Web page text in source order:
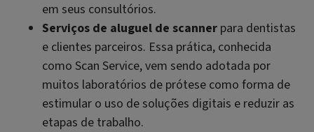
em seus consultórios.
Serviços de aluguel de scanner para dentistas
e clientes parceiros. Essa prática, conhecida
como Scan Service, vem sendo adotada por
muitos laboratórios de prótese como forma de
estimular o uso de soluções digitais e reduzir as
etapas de trabalho.